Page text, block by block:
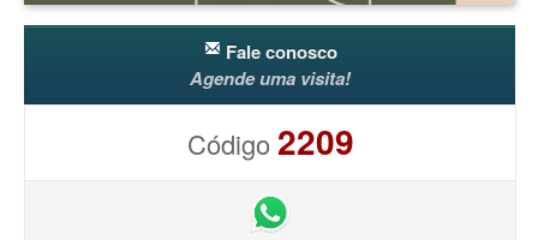
Fale conosco
Agende uma visita!
Código2209